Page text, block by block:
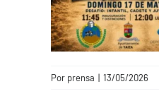
Por prensa | 13/05/2026